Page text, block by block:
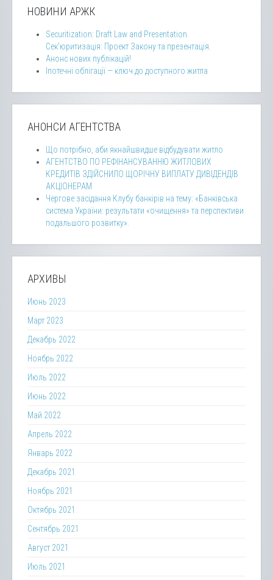
НОВИНИ АРЖК
Securitization: Draft Law and Presentation.
Сек’юритизація: Проект Закону та презентація.
Анонс нових публікацій!
Іпотечні облігації — ключ до доступного житла
АНОНСИ АГЕНТСТВА
Що потрібно, аби якнайшвидше відбудувати житло
АГЕНТСТВО ПО РЕФІНАНСУВАННЮ ЖИТЛОВИХ
КРЕДИТІВ ЗДІЙСНИЛО ЩОРІЧНУ ВИПЛАТУ ДИВІДЕНДІВ
АКЦІОНЕРАМ
Чергове засідання Клубу банкірів на тему: «Банківська
система України: результати «очищення» та перспективи
подальшого розвитку».
АРХИВЫ
Июнь 2023
Март 2023
Декабрь 2022
Ноябрь 2022
Июль 2022
Июнь 2022
Май 2022
Апрель 2022
Январь 2022
Декабрь 2021
Ноябрь 2021
Октябрь 2021
Сентябрь 2021
Август 2021
Июль 2021